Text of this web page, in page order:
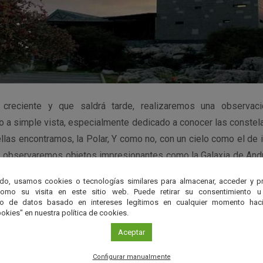
y que saldrá tarde, realizaremos una
a simple vista, especialmente dedicado a conocer las
encontramos, la Polar, Y como no, con un cielo como el de
observaremos objetos impresionantes como la Galaxia de
es importante realizar reservas enviando un
indicando nombre, número de asistentes y un número
llame al 600 703 700 para conocer más detalles
con ropa de abrigo pues nos hallamos a 1200 metros de
usamos cookies o tecnologías similares para almacenar, acceder y
su visita en este sitio web. Puede retirar su consentimiento
de datos basado en intereses legítimos en cualquier momento
en nuestra política de cookies.
Aceptar
Configurar manualmente